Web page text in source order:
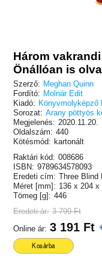
Három
Önállóan is
Szerző: Meghan Quinn
Fordító: Molnár Edit
Kiadó: Könyvmolyképző
Sorozat: Arany pöttyös
Megjelenés: 2020.11.20.
Oldalszám: 440
Kötésmód: kartonált
Raktári kód: 008686
ISBN: 9789634578093
Eredeti cím: Three Blind
Méret [mm]: 136 x 204 x
Tömeg [g]: 446
Eredeti ár: 3 799 Ft
Online ár: 3 191 Ft
Kosárba